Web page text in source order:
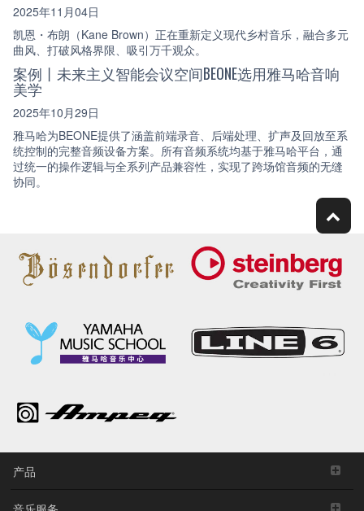
2025年11月04日
凯恩・布朗（Kane Brown）正在重新定义现代乡村音乐，融合多元
曲风、打破风格界限、吸引万千观众。
案例丨未来主义智能会议空间BEONE选用雅马哈音响
美学
2025年10月29日
雅马哈为BEONE提供了涵盖前端录音、后端处理、扩声及回放至系
统控制的完整音频设备方案。所有音频系统均基于雅马哈平台，通
过统一的操作逻辑与全系列产品兼容性，实现了跨场馆音频的无缝
协同。
产品